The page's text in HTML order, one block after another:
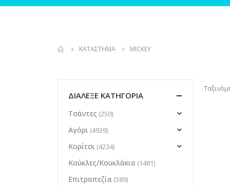
ΚΑΤΆΣΤΗΜΑ MICKEY
ΔΙΑΛΕΞΕ ΚΑΤΗΓΟΡΙΑ
Τσάντες (250)
Αγόρι (4939)
Κορίτσι (4234)
Κούκλες/Κουκλάκια (1481)
Επιτραπεζία (589)